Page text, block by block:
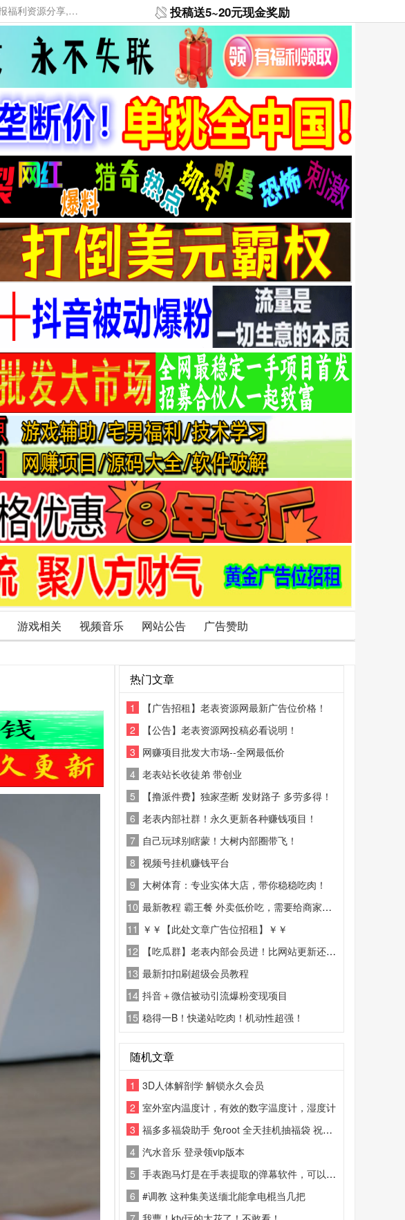
本网站提供资源工具下载，大老表资源工具，大表哥资源网软件工具，大老表资源下载，活动线报福利资源分享,活动线报，大型网游经典游戏，网络热门技术游戏辅助交流与分享。 投稿送5~20元现金奖励
游戏相关 视频音乐 网站公告 广告赞助
热门文章
1
【广告招租】老表资源网最新广告位价格！
2
【公告】老表资源网投稿必看说明！
3 网赚项目批发大市场--全网最低价
4 老表站长收徒弟 带创业
5
【撸派件费】独家垄断 发财路子 多劳多得！
6 老表内部社群！永久更新各种赚钱项目！
7 自己玩球别瞎蒙！大树内部圈带飞！
8 视频号挂机赚钱平台
9 大树体育：专业实体大店，带你稳稳吃肉！
10 最新教程 霸王餐 外卖低价吃，需要给商家好评
11 ￥￥【此处文章广告位招租】￥￥
12
【吃瓜群】老表内部会员进！比网站更新还精彩！
13 最新扣扣刷超级会员教程
14 抖音＋微信被动引流爆粉变现项目
15 稳得一B！快递站吃肉！机动性超强！
随机文章
1
3D人体解剖学 解锁永久会员
2 室外室内温度计，有效的数字温度计，湿度计
3 福多多福袋助手 免root 全天挂机抽福袋 祝你早日抽到苹果17ProMax
4 汽水音乐 登录领vip版本
5 手表跑马灯是在手表提取的弹幕软件，可以设置字体颜色形状等等~
6 #调教 这种集美送缅北能拿电棍当几把